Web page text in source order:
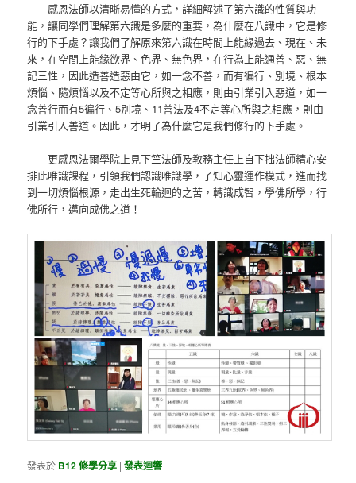
感恩法師以清晰易懂的方式，詳細解述了第六識的性質與功
能，讓同學們理解第六識是多麼的重要，為什麼在八識中，它是修
行的下手處？讓我們了解原來第六識在時間上能緣過去、現在、未
來，在空間上能緣欲界、色界、無色界，在行為上能通善、惡、無
記三性，因此造善造惡由它，如一念不善，而有徧行、別境、根本
煩惱、隨煩惱以及不定等心所與之相應，則由引業引入惡道，如一
念善行而有5徧行、5別境、11善法及4不定等心所與之相應，則由
引業引入善道。因此，才明了為什麼它是我們修行的下手處。
更感恩法爾學院上見下竺法師及教務主任上自下拙法師精心安
排此唯識課程，引領我們認識唯識學，了知心靈運作模式，進而找
到一切煩惱根源，走出生死輪迴的之苦，轉識成智，學佛所學，行
佛所行，邁向成佛之道！
發表於 B12 修學分享 |發表迴響